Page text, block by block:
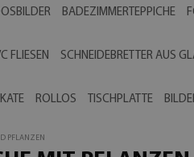
BADEZIMMERTEPPICHE
FLIESEN SCHNEIDEBRETTER AUS
ROLLOS TISCHPLATTE
PFLANZEN